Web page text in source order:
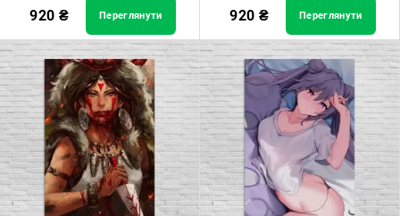
Розмір: 40x60 Ціна: 920 грн
Розмір: 60x90 Ціна: 1650 грн
Розмір: 80x120 Ціна: 2050 грн
920 ₴ Переглянути
Розмір: 40x60 Ціна: 920 грн
Розмір: 60x90 Ціна: 1650 грн
Розмір: 80x120 Ціна: 2050 грн
920 ₴ Переглянути